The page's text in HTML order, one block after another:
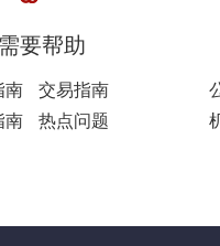
要帮助
南
交易指南
南
热点问题